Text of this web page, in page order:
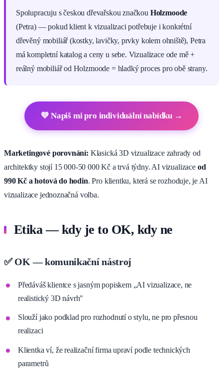
Spolupracuju s českou dřevařskou značkou Holzmoode
(Petra) — pokud klient k vizualizaci potřebuje i konkrétní
dřevěný mobiliář (kostky, lavičky, prvky kolem ohniště), Petra
má kompletní katalog a ceny u sebe. Vizualizace ode mě +
reálný mobiliář od Holzmoode = hladký proces pro obě strany.
💜 Napiš mi pro individuální nabídku →
Marketingové porovnání: Klasická 3D vizualizace zahrady od
architektky stojí 15 000-50 000 Kč a trvá týdny. AI vizualizace od
990 Kč a hotová do hodin. Pro klientku, která se rozhoduje, je AI
vizualizace jednoznačná volba.
Etika — kdy je to OK, kdy ne
✅ OK — komunikační nástroj
Předáváš klientce s jasným popiskem „AI vizualizace, ne
realistický 3D návrh"
Slouží jako podklad pro rozhodnutí o stylu, ne pro přesnou
realizaci
Klientka ví, že realizační firma upraví podle technických
parametrů